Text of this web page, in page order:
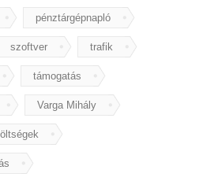
pénztárgépnapló
szoftver trafik
támogatás
Varga Mihály